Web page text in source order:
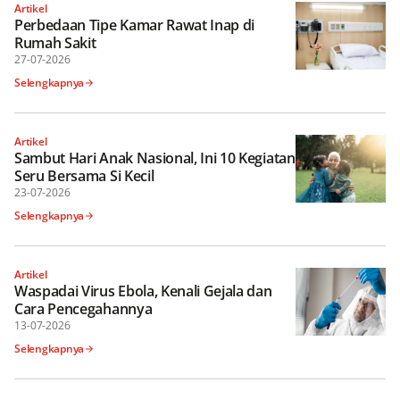
Artikel
Perbedaan Tipe Kamar Rawat Inap di
Rumah Sakit
27-07-2026
Selengkapnya
Artikel
Sambut Hari Anak Nasional, Ini 10 Kegiatan
Seru Bersama Si Kecil
23-07-2026
Selengkapnya
Artikel
Waspadai Virus Ebola, Kenali Gejala dan
Cara Pencegahannya
13-07-2026
Selengkapnya